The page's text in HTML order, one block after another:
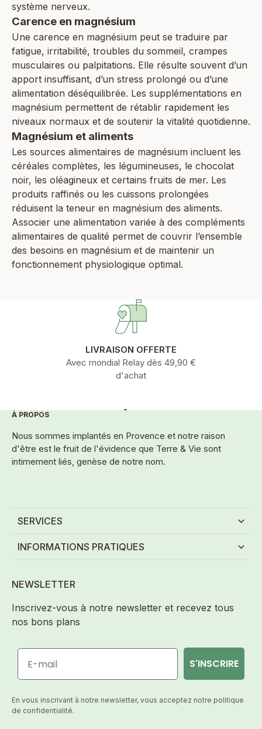
système nerveux.
Carence en magnésium
Une carence en magnésium peut se traduire par
fatigue, irritabilité, troubles du sommeil, crampes
musculaires ou palpitations. Elle résulte souvent d’un
apport insuffisant, d’un stress prolongé ou d’une
alimentation déséquilibrée. Les supplémentations en
magnésium permettent de rétablir rapidement les
niveaux normaux et de soutenir la vitalité quotidienne.
Magnésium et aliments
Les sources alimentaires de magnésium incluent les
céréales complètes, les légumineuses, le chocolat
noir, les oléagineux et certains fruits de mer. Les
produits raffinés ou les cuissons prolongées
réduisent la teneur en magnésium des aliments.
Associer une alimentation variée à des compléments
alimentaires de qualité permet de couvrir l’ensemble
des besoins en magnésium et de maintenir un
fonctionnement physiologique optimal.
LIVRAISON OFFERTE
Avec mondial Relay dès 49,90 €
d'achat
À PROPOS
Nous sommes implantés en Provence et notre raison
d'être est le fruit de l'évidence que Terre & Vie sont
intimement liés, genèse de notre nom.
SERVICES
INFORMATIONS PRATIQUES
NEWSLETTER
Inscrivez-vous à notre newsletter et recevez tous
nos bons plans
E-mail
S'INSCRIRE
En vous inscrivant à notre newsletter, vous acceptez notre politique
de confidentialité.